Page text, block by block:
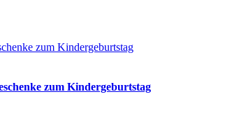
zum Kindergeburtstag